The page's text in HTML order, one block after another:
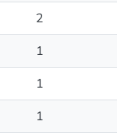
2
1
1
1